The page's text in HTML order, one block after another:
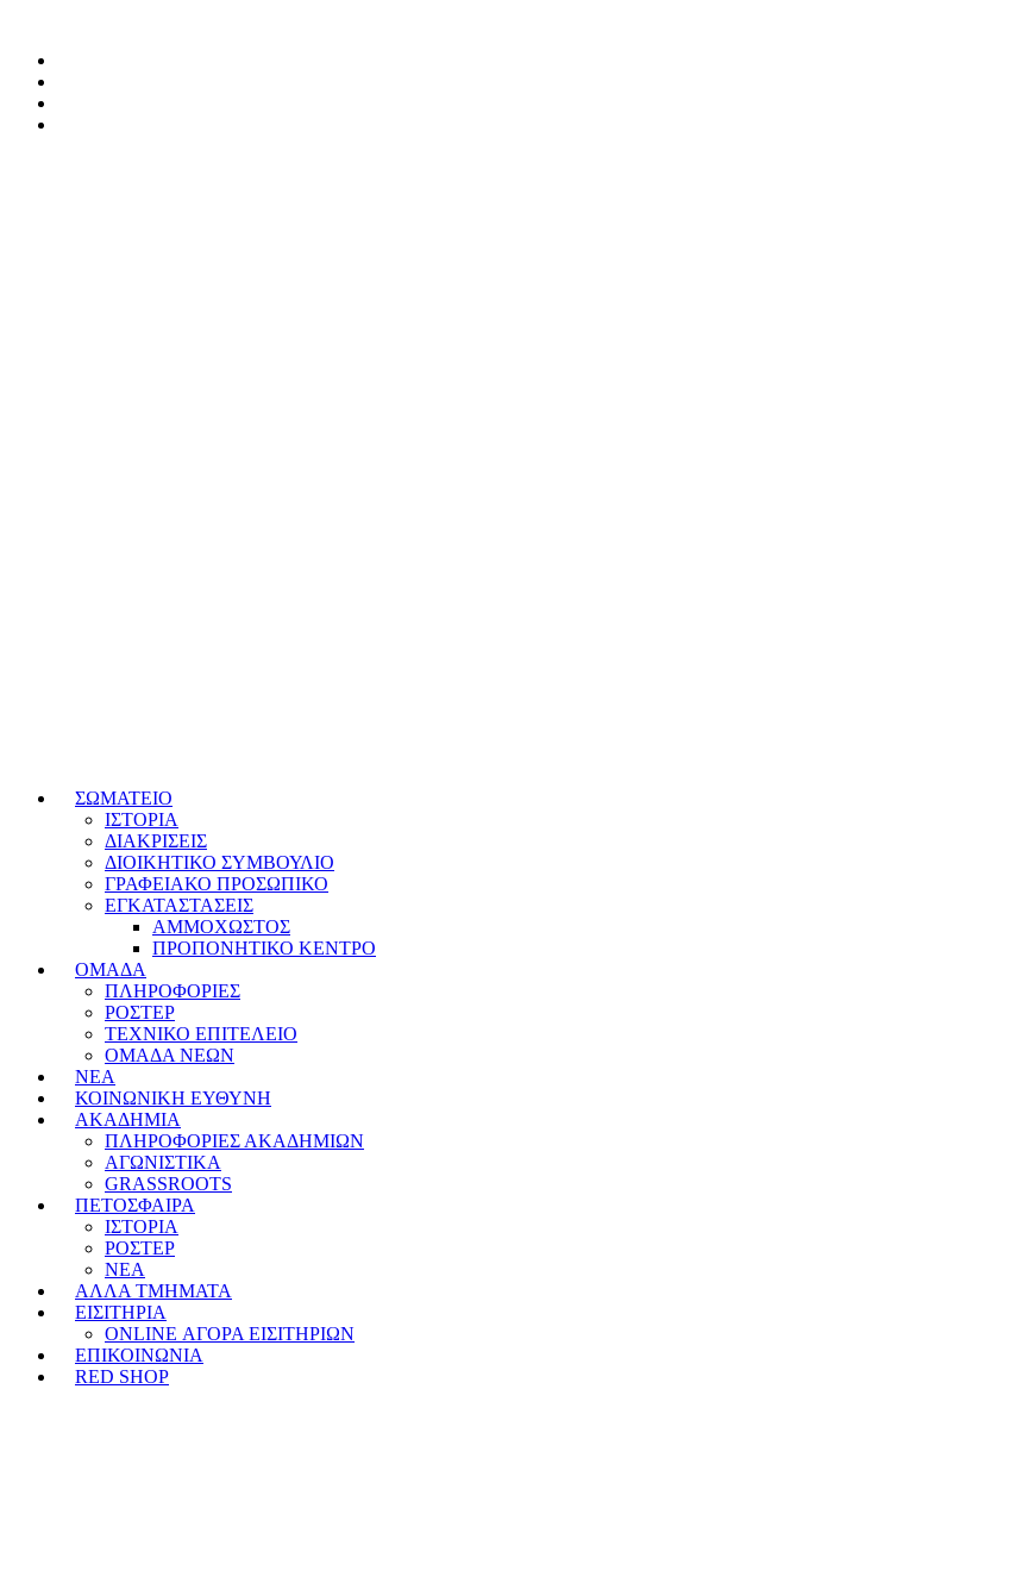
ΣΩΜΑΤΕΙΟ
ΙΣΤΟΡΙΑ
ΔΙΑΚΡΙΣΕΙΣ
ΔΙΟΙΚΗΤΙΚΟ ΣΥΜΒΟΥΛΙΟ
ΓΡΑΦΕΙΑΚΟ ΠΡΟΣΩΠΙΚΟ
ΕΓΚΑΤΑΣΤΑΣΕΙΣ
ΑΜΜΟΧΩΣΤΟΣ
ΠΡΟΠΟΝΗΤΙΚΟ ΚΕΝΤΡΟ
ΟΜΑΔΑ
ΠΛΗΡΟΦΟΡΙΕΣ
ΡΟΣΤΕΡ
ΤΕΧΝΙΚΟ ΕΠΙΤΕΛΕΙΟ
ΟΜΑΔΑ ΝΕΩΝ
ΝΕΑ
ΚΟΙΝΩΝΙΚΗ ΕΥΘΥΝΗ
ΑΚΑΔΗΜΙΑ
ΠΛΗΡΟΦΟΡΙΕΣ ΑΚΑΔΗΜΙΩΝ
ΑΓΩΝΙΣΤΙΚΑ
GRASSROOTS
ΠΕΤΟΣΦΑΙΡΑ
ΙΣΤΟΡΙΑ
ΡΟΣΤΕΡ
ΝΕΑ
ΑΛΛΑ ΤΜΗΜΑΤΑ
ΕΙΣΙΤΗΡΙΑ
ONLINE ΑΓΟΡΑ ΕΙΣΙΤΗΡΙΩΝ
ΕΠΙΚΟΙΝΩΝΙΑ
RED SHOP